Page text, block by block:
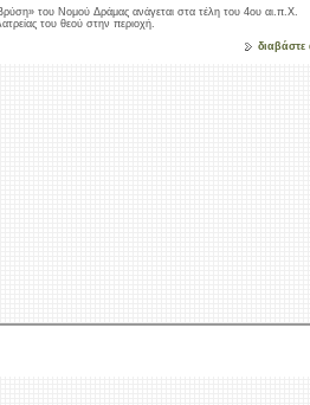
του Νομού Δράμας ανάγεται στα τέλη του 4ου αι.π.Χ.
του θεού στην περιοχή.
διαβάστε